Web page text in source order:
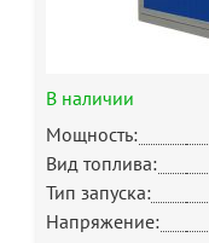
В наличии
Мощность:
Вид топлива:
Тип запуска:
Напряжение: